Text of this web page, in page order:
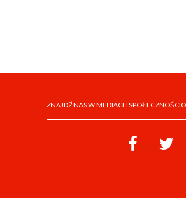
ZNAJDŹ NAS W MEDIACH